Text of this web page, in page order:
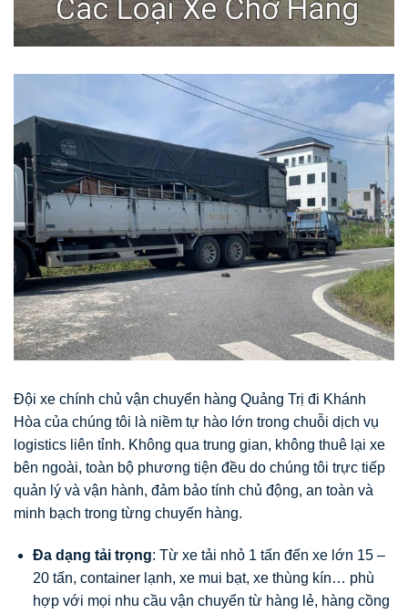
Đội xe chính chủ vận chuyển hàng Quảng Trị đi Khánh
Hòa của chúng tôi là niềm tự hào lớn trong chuỗi dịch vụ
logistics liên tỉnh. Không qua trung gian, không thuê lại xe
bên ngoài, toàn bộ phương tiện đều do chúng tôi trực tiếp
quản lý và vận hành, đảm bảo tính chủ động, an toàn và
minh bạch trong từng chuyến hàng.
Đa dạng tải trọng: Từ xe tải nhỏ 1 tấn đến xe lớn 15 –
20 tấn, container lạnh, xe mui bạt, xe thùng kín… phù
hợp với mọi nhu cầu vận chuyển từ hàng lẻ, hàng cồng